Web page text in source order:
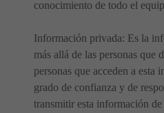
conocimiento de todo el
Información privada: Es la
más allá de las personas que
personas que acceden a esta
grado de confianza y de
transmitir esta información